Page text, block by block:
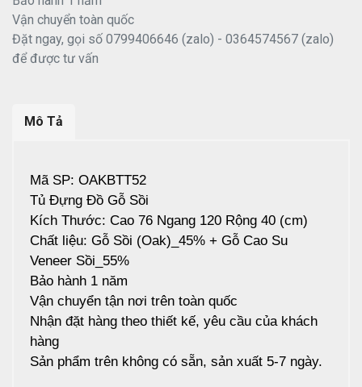
Vận chuyển toàn quốc
Đặt ngay, gọi số 0799406646 (zalo) - 0364574567 (zalo)
để được tư vấn
Mô Tả
Mã SP: OAKBTT52
Tủ Đựng Đồ Gỗ Sồi
Kích Thước: Cao 76 Ngang 120 Rộng 40 (cm)
Chất liệu: Gỗ Sồi (Oak)_45% + Gỗ Cao Su
Veneer Sồi_55%
Bảo hành 1 năm
Vận chuyển tận nơi trên toàn quốc
Nhận đặt hàng theo thiết kế, yêu cầu của khách
hàng
Sản phẩm trên không có sẵn, sản xuất 5-7 ngày.